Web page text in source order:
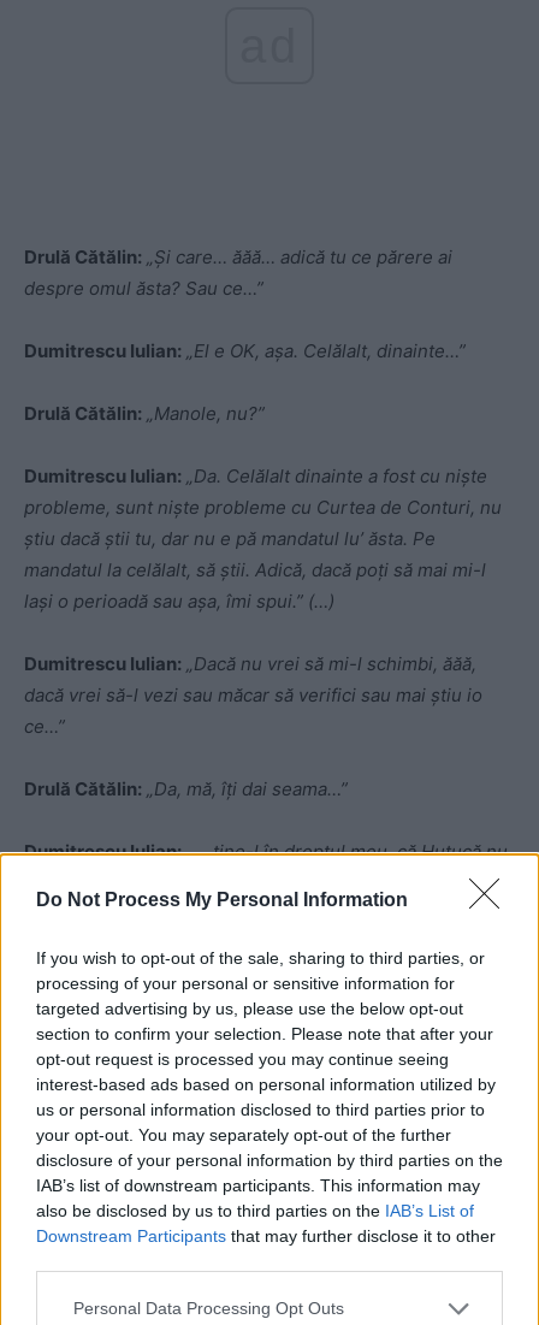
Do Not Process My Personal Information
If you wish to opt-out of the sale, sharing to third parties, or
processing of your personal or sensitive information for
targeted advertising by us, please use the below opt-out
section to confirm your selection. Please note that after your
opt-out request is processed you may continue seeing
interest-based ads based on personal information utilized by
us or personal information disclosed to third parties prior to
your opt-out. You may separately opt-out of the further
disclosure of your personal information by third parties on the
IAB’s list of downstream participants. This information may
also be disclosed by us to third parties on the IAB’s List of
Downstream Participants that may further disclose it to other
Personal Data Processing Opt Outs
Drulă Cătălin: „Și care… ăăă… adică tu ce părere ai
despre omul ăsta? Sau ce…”
Dumitrescu Iulian: „El e OK, așa. Celălalt, dinainte…”
Drulă Cătălin: „Manole, nu?”
Dumitrescu Iulian: „Da. Celălalt dinainte a fost cu niște
probleme, sunt niște probleme cu Curtea de Conturi, nu
știu dacă știi tu, dar nu e pă mandatul lu’ ăsta. Pe
mandatul la celălalt, să știi. Adică, dacă poți să mai mi-l
lași o perioadă sau așa, îmi spui.” (…)
Dumitrescu Iulian: „Dacă nu vrei să mi-l schimbi, ăăă,
dacă vrei să-l vezi sau măcar să verifici sau mai știu io
ce…”
Drulă Cătălin: „Da, mă, îți dai seama…”
Dumitrescu Iulian: „… ține-l în dreptul meu, că Huțucă nu
te știe și n-are el treabă cu tine, Huțucă de la Constanța.”
ad